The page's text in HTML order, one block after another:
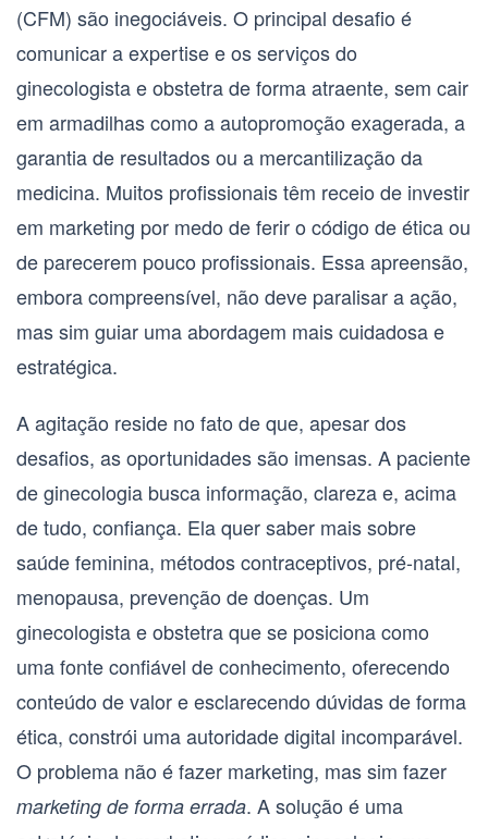
(CFM) são inegociáveis. O principal desafio é
comunicar a expertise e os serviços do
ginecologista e obstetrade forma atraente, sem cair
em armadilhas como a autopromoção exagerada, a
garantia de resultados ou a mercantilização da
medicina. Muitos profissionais têm receio de investir
em marketing por medo de ferir o código de ética ou
de parecerem pouco profissionais. Essa apreensão,
embora compreensível, não deve paralisar a ação,
mas sim guiar uma abordagem mais cuidadosa e
estratégica.
A agitação reside no fato de que, apesar dos
desafios, as oportunidades são imensas. A paciente
de ginecologia busca informação, clareza e, acima
de tudo, confiança. Ela quer saber mais sobre
saúde feminina, métodos contraceptivos, pré-natal,
menopausa, prevenção de doenças. Um
ginecologista e obstetraque se posiciona como
uma fonte confiável de conhecimento, oferecendo
conteúdo de valor e esclarecendo dúvidas de forma
ética, constrói uma autoridade digital incomparável.
O problema não é fazer marketing, mas sim fazer
marketing de forma errada. A solução é uma